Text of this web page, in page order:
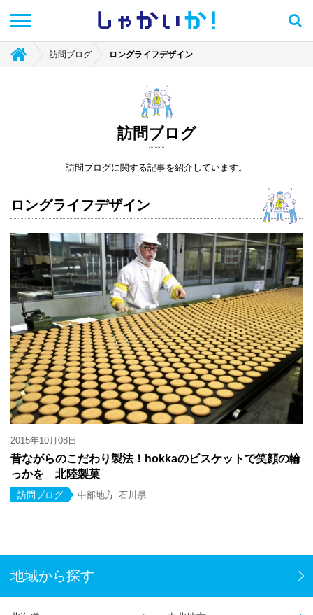
しゃかい か！
訪問ブログ ロングライフデザイン
訪問ブログ
訪問ブログに関する記事を紹介しています。
ロングライフデザイン
2015年10月08日
昔ながらのこだわり製法！hokkaのビスケットで笑顔の輪
っかを 北陸製菓
訪問ブログ 中部地方 石川県
地域から探す